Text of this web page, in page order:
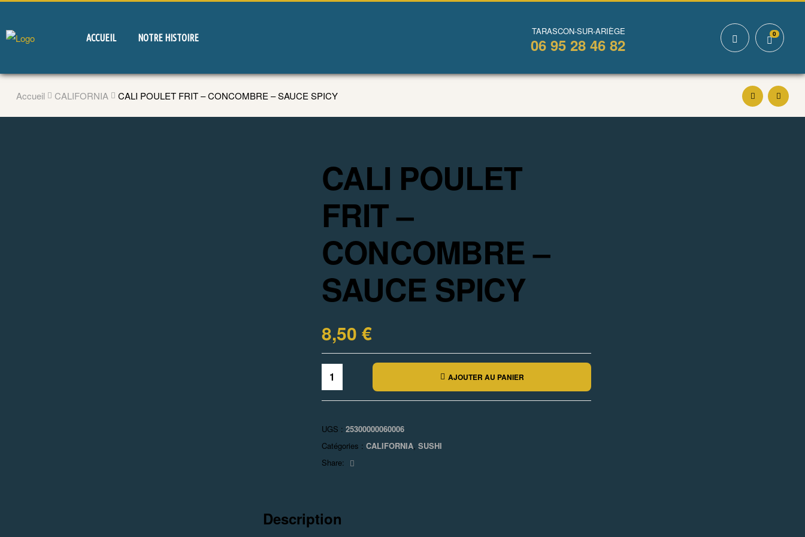
ACCUEIL NOTRE HISTOIRE
TARASCON-SUR-ARIÈGE
06 95 28 46 82
0
Accueil CALIFORNIA CALI POULET FRIT – CONCOMBRE – SAUCE SPICY
CALI POULET
FRIT –
CONCOMBRE –
SAUCE SPICY
8,50 €
AJOUTER AU PANIER
UGS : 25300000060006
Catégories : CALIFORNIA, SUSHI
Share:
Description